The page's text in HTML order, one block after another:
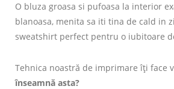
O bluza groasa si pufoasa la interior
blanoasa, menita sa iti tina de cald in
sweatshirt perfect pentru o iubitoare
Tehnica noastră de imprimare îți face
înseamnă asta?